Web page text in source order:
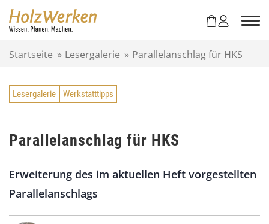
Startseite » Lesergalerie » Parallelanschlag für HKS
Lesergalerie Werkstatttipps
Parallelanschlag für HKS
Erweiterung des im aktuellen Heft vorgestellten
Parallelanschlags